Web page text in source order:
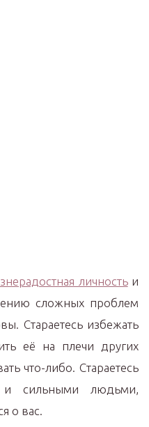
личностьи
сложных проблем
Стараетесь избежать
её на плечи других
что-либо. Стараетесь
сильными людьми,
о вас.